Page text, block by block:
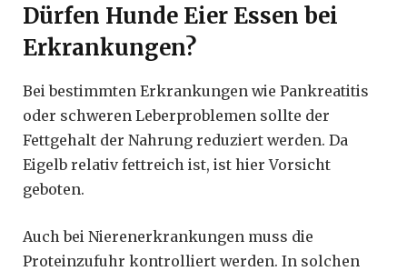
Dürfen Hunde Eier Essen bei
Erkrankungen?
Bei bestimmten Erkrankungen wie Pankreatitis
oder schweren Leberproblemen sollte der
Fettgehalt der Nahrung reduziert werden. Da
Eigelb relativ fettreich ist, ist hier Vorsicht
geboten.
Auch bei Nierenerkrankungen muss die
Proteinzufuhr kontrolliert werden. In solchen